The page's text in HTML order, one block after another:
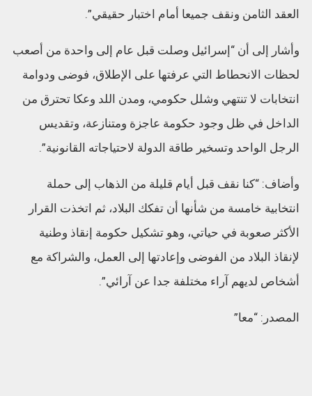
العقد الثامن ونقف جميعا أمام اختبار حقيقي”.
وأشار إلى أن “إسرائيل وصلت قبل عام إلى واحدة من أصعب
لحظات الانحطاط التي عرفتها على الإطلاق، فوضى ودوامة
انتخابات لا تنتهي وشلل حكومي، ومدن اللد وعكا تحترق من
الداخل في ظل وجود حكومة عاجزة ومتنازعة، وتقديس
الرجل الواحد وتسخير طاقة الدولة لاحتياجاته القانونية”.
وأضاف: “كنا نقف قبل أيام قليلة من الذهاب إلى حملة
انتخابية خامسة من شأنها أن تفكك البلاد، ثم اتخذت القرار
الأكثر صعوبة في حياتي، وهو تشكيل حكومة إنقاذ وطنية
لإنقاذ البلاد من الفوضى وإعادتها إلى العمل، والشراكة مع
أشخاص لديهم آراء مختلفة جدا عن آرائي”.
المصدر: “معا”